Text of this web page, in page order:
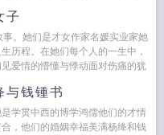
子
。她们是才女作家名媛实业家她
历程。在她们每个人的一生中，
爱情的懵懂与悸动面对伤痛的犹
与钱锺书
学贯中西的博学鸿儒他们的才情
，他们的婚姻幸福美满杨绛和钱